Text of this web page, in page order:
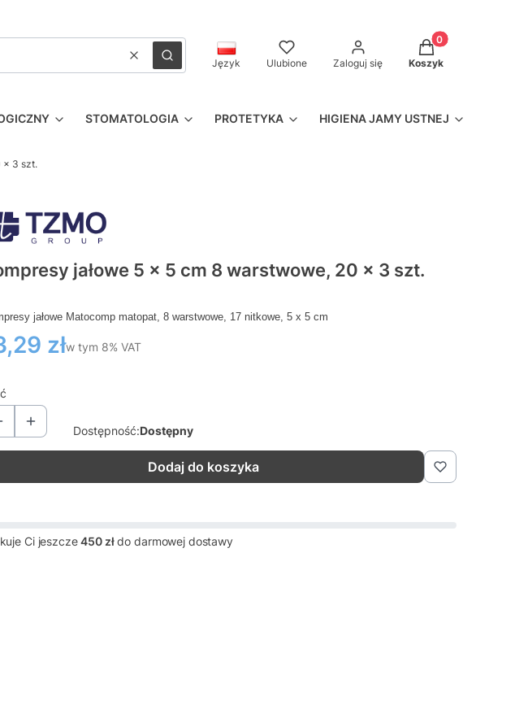
WyczyśćSzukaj Język Ulubione Zaloguj się
Produkty w
Koszyk
STOMATOLOGIA PROTETYKA HIGIENA JAMY USTNEJ
x 3 szt.
jałowe 5 x 5 cm 8 warstwowe, 20 x 3 szt.
jałowe Matocomp matopat, 8 warstwowe, 17 nitkowe, 5 x 5 cm
złw tym 8% VAT
w tym 8% VAT
Dostępność:Dostępny
Dodaj do koszyka
Ci jeszcze450 złdo darmowej dostawy